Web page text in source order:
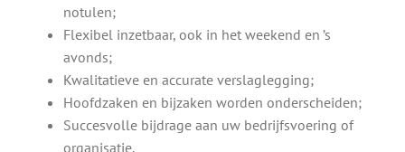
notulen;
Flexibel inzetbaar, ook in het weekend en ’s
avonds;
Kwalitatieve en accurate verslaglegging;
Hoofdzaken en bijzaken worden onderscheiden;
Succesvolle bijdrage aan uw bedrijfsvoering of
organisatie.